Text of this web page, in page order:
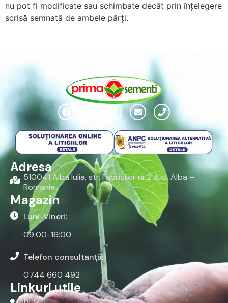
nu pot fi modificate sau schimbate decât prin înţelegere
scrisă semnată de ambele părţi.
Adresa
510041 Alba Iulia, str. Fabricilor nr.2 Jud. Alba –
Romania
Magazin
Luni-Vineri:
09:00-16:00
Telefon consultanță:
0744 660 492
Linkuri utile
ANPC